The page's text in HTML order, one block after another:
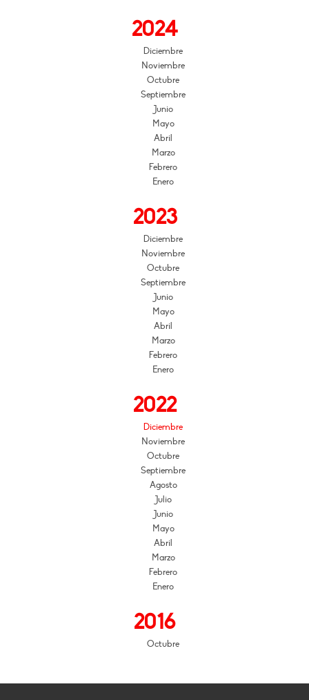
2024
Diciembre
Noviembre
Octubre
Septiembre
Junio
Mayo
Abril
Marzo
Febrero
Enero
2023
Diciembre
Noviembre
Octubre
Septiembre
Junio
Mayo
Abril
Marzo
Febrero
Enero
2022
Diciembre
Noviembre
Octubre
Septiembre
Agosto
Julio
Junio
Mayo
Abril
Marzo
Febrero
Enero
2016
Octubre